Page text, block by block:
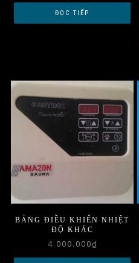
ĐỌC TIẾP
BẢNG ĐIỀU KHIỂN NHIỆT
ĐỘ KHÁC
4.000.000₫